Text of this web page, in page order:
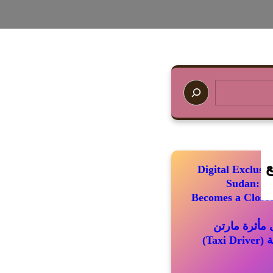
Digital
Sudan:
Becomes a
مارتن
سكورسيزي الباقية (Taxi Driver)